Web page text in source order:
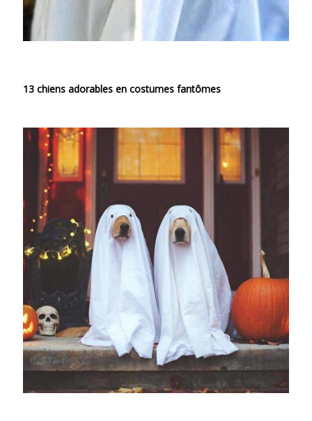
13 chiens adorables en costumes fantômes